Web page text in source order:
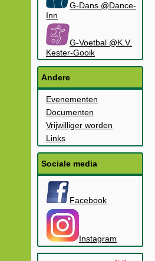
G-Dans @Dance-
Inn
G-Voetbal @K.V.
Kester-Gooik
Andere
Evenementen
Documenten
Vrijwilliger worden
Links
Sociale media
Facebook
Instagram